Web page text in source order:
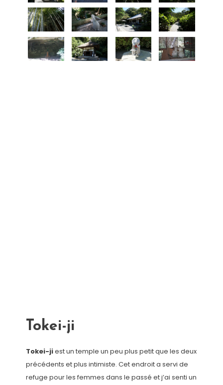
Tokei-ji
Tokei-jiest un temple un peu plus petit que les deux
précédents et plus intimiste. Cet endroit a servi de
refuge pour les femmes dans le passé et j’ai senti un